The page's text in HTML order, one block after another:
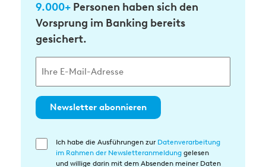
9.000+ Personen haben sich den
Vorsprung im Banking bereits
gesichert.
Newsletter abonnieren
Einwilligung
Ich habe die Ausführungen zur Datenverarbeitung
im Rahmen der Newsletteranmeldung gelesen
und willige darin mit dem Absenden meiner Daten